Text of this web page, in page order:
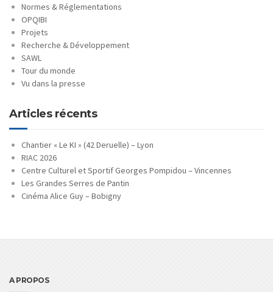
Normes & Réglementations
OPQIBI
Projets
Recherche & Développement
SAWL
Tour du monde
Vu dans la presse
Articles récents
Chantier « Le KI » (42 Deruelle) – Lyon
RIAC 2026
Centre Culturel et Sportif Georges Pompidou – Vincennes
Les Grandes Serres de Pantin
Cinéma Alice Guy – Bobigny
A PROPOS